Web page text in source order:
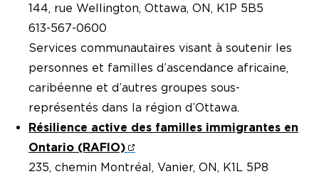
144, rue Wellington, Ottawa, ON, K1P 5B5
613-567-0600
Services communautaires visant à soutenir les
personnes et familles d’ascendance africaine,
caribéenne et d’autres groupes sous-
représentés dans la région d’Ottawa.
Résilience active des familles immigrantes en
Ontario (RAFIO)
235, chemin Montréal, Vanier, ON, K1L 5P8